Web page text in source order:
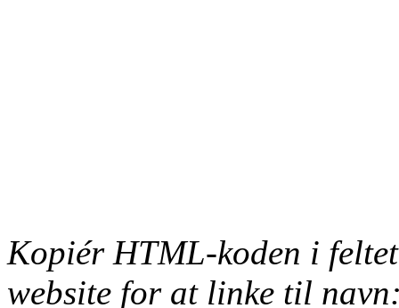
Kopiér HTML-koden i
website for at linke til